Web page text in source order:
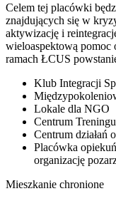
Celem tej placówki
znajdujących się w
aktywizację i
wieloaspektową pomoc
ramach ŁCUS
Klub Integracji
Lokale dla NGO
Centrum
Centrum działań
Placówka
organizację
Mieszkanie chronione